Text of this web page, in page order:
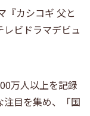
『カシコギ 父と
ビドラマデビュ
万人以上を記録
注目を集め、「国